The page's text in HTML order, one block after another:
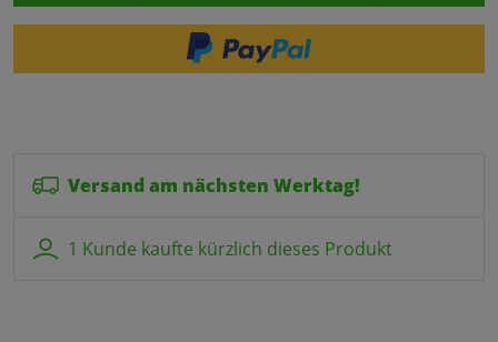
Versand am nächsten Werktag!
1 Kunde kaufte kürzlich dieses Produkt